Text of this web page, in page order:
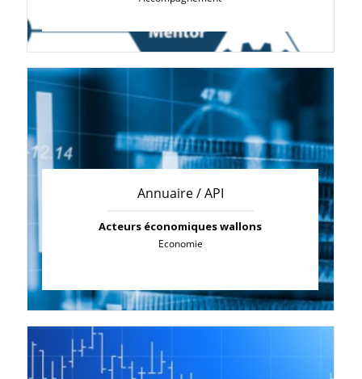
Annuaire / API
Acteurs économiques wallons
Economie